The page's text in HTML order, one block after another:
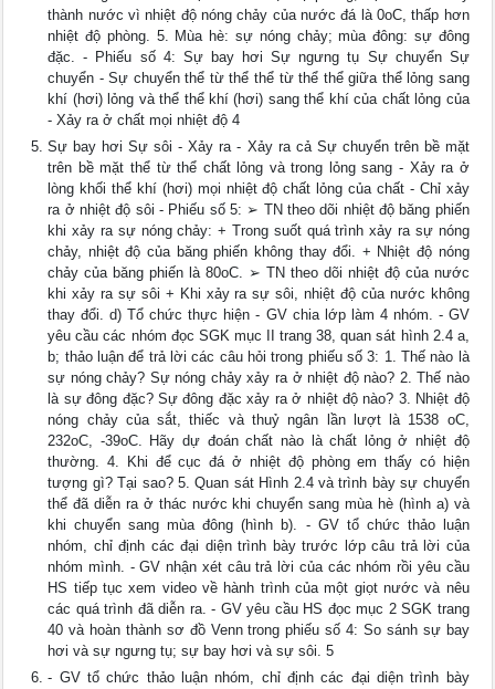
thành nước vì nhiệt độ nóng chảy của nước đá là 0oC, thấp hơn
nhiệt độ phòng. 5. Mùa hè: sự nóng chảy; mùa đông: sự đông
đặc. - Phiếu số 4: Sự bay hơi Sự ngưng tụ Sự chuyển Sự
chuyển - Sự chuyển thể từ thể thể từ thể thể giữa thể lỏng sang
khí (hơi) lỏng và thể thể khí (hơi) sang thể khí của chất lỏng của
- Xảy ra ở chất mọi nhiệt độ 4
Sự bay hơi Sự sôi - Xảy ra - Xảy ra cả Sự chuyển trên bề mặt
trên bề mặt thể từ thể chất lỏng và trong lỏng sang - Xảy ra ở
lòng khối thể khí (hơi) mọi nhiệt độ chất lỏng của chất - Chỉ xảy
ra ở nhiệt độ sôi - Phiếu số 5: ➢ TN theo dõi nhiệt độ băng phiến
khi xảy ra sự nóng chảy: + Trong suốt quá trình xảy ra sự nóng
chảy, nhiệt độ của băng phiến không thay đổi. + Nhiệt độ nóng
chảy của băng phiến là 80oC. ➢ TN theo dõi nhiệt độ của nước
khi xảy ra sự sôi + Khi xảy ra sự sôi, nhiệt độ của nước không
thay đổi. d) Tổ chức thực hiện - GV chia lớp làm 4 nhóm. - GV
yêu cầu các nhóm đọc SGK mục II trang 38, quan sát hình 2.4 a,
b; thảo luận để trả lời các câu hỏi trong phiếu số 3: 1. Thế nào là
sự nóng chảy? Sự nóng chảy xảy ra ở nhiệt độ nào? 2. Thế nào
là sự đông đặc? Sự đông đặc xảy ra ở nhiệt độ nào? 3. Nhiệt độ
nóng chảy của sắt, thiếc và thuỷ ngân lần lượt là 1538 oC,
232oC, -39oC. Hãy dự đoán chất nào là chất lỏng ở nhiệt độ
thường. 4. Khi để cục đá ở nhiệt độ phòng em thấy có hiện
tượng gì? Tại sao? 5. Quan sát Hình 2.4 và trình bày sự chuyển
thể đã diễn ra ở thác nước khi chuyển sang mùa hè (hình a) và
khi chuyển sang mùa đông (hình b). - GV tổ chức thảo luận
nhóm, chỉ định các đại diện trình bày trước lớp câu trả lời của
nhóm mình. - GV nhận xét câu trả lời của các nhóm rồi yêu cầu
HS tiếp tục xem video về hành trình của một giọt nước và nêu
các quá trình đã diễn ra. - GV yêu cầu HS đọc mục 2 SGK trang
40 và hoàn thành sơ đồ Venn trong phiếu số 4: So sánh sự bay
hơi và sự ngưng tụ; sự bay hơi và sự sôi. 5
- GV tổ chức thảo luận nhóm, chỉ định các đại diện trình bày